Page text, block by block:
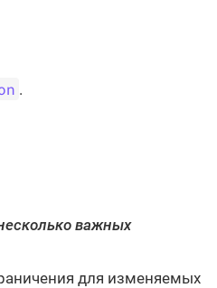
.
важных
для изменяемых